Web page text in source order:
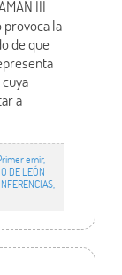
III
la
de que
a
emir,
DE LEÓN